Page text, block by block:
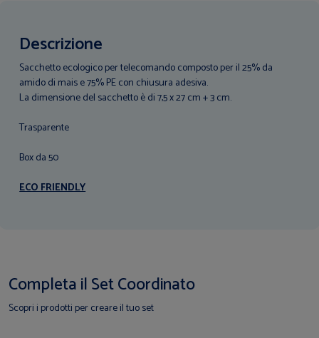
Descrizione
Sacchetto ecologico per telecomando composto per il 25% da
amido di mais e 75% PE con chiusura adesiva.
La dimensione del sacchetto è di 7,5 x 27 cm + 3 cm.
Trasparente
Box da 50
ECO FRIENDLY
Completa il Set Coordinato
Scopri i prodotti per creare il tuo set